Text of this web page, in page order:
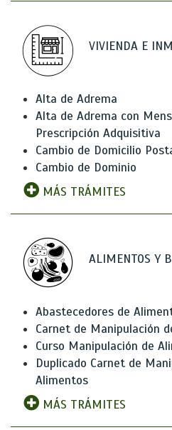
VIVIENDA E
Alta de Adrema
Alta de Adrema con
Prescripción Adquisitiva
Cambio de Domicilio
Cambio de Dominio
MÁS TRÁMITES
ALIMENTOS Y
Abastecedores de
Carnet de Manipulación
Curso Manipulación de
Duplicado Carnet de
Alimentos
MÁS TRÁMITES